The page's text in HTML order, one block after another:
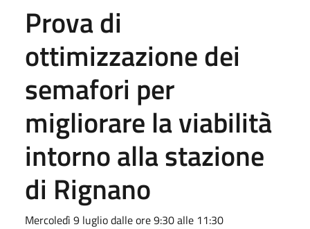
Prova di
ottimizzazione dei
semafori per
migliorare la viabilità
intorno alla stazione
di Rignano
Mercoledì 9 luglio dalle ore 9:30 alle 11:30